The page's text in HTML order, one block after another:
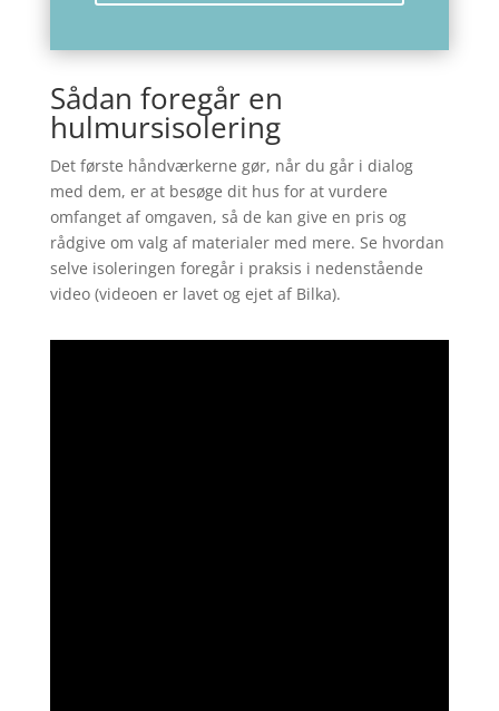
Sådan foregår en
hulmursisolering
Det første håndværkerne gør, når du går i dialog
med dem, er at besøge dit hus for at vurdere
omfanget af omgaven, så de kan give en pris og
rådgive om valg af materialer med mere. Se hvordan
selve isoleringen foregår i praksis i nedenstående
video (videoen er lavet og ejet af Bilka).